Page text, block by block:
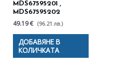
MDS67595201 ,
MDS67595202
49.19 € (96.21 лв.)
ДОБАВЯНЕ В
КОЛИЧКАТА